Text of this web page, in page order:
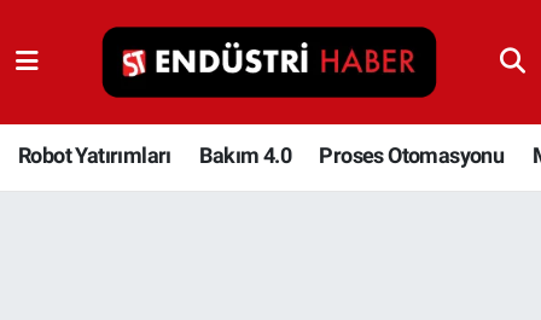
Robot Yatırımları Bakım 4.0 Proses Otomasyonu
Robot Yatırımları
Bakım 4.0